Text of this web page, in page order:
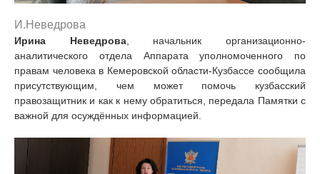
И.Неведрова
Ирина Неведрова, начальник организационно-
аналитического отдела Аппарата уполномоченного по
правам человека в Кемеровской области-Кузбассе сообщила
присутствующим, чем может помочь кузбасский
правозащитник и как к нему обратиться, передала Памятки с
важной для осуждённых информацией.